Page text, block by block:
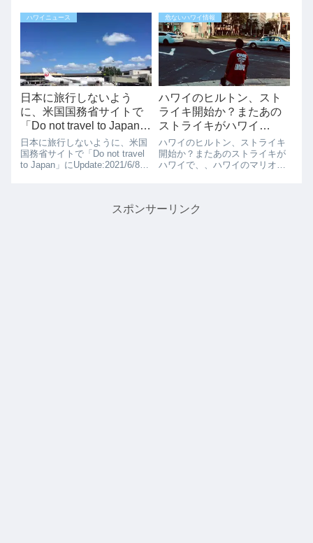
されました。ライブイベントは
討されています。2020年12月バ
ーチャルイベントが計画され...
ナビーチから嬉しいニュースで
す！2026年5月3日の日没時、15
歳の母アザラシ「カイウィ
（Kaiwi）」が無事に赤ちゃんを
出産し...
ハワイニュース
日本に旅行しないよう
に、米国国務省サイトで
「Do not travel to Japan」
に、6/8 「Reconsider
Travel」に改訂
日本に旅行しないように、米国
国務省サイトで「Do not travel
to Japan」にUpdate:2021/6/8米
危ないハワイ情報
ハワイのヒルトン、スト
ライキ開始か？またあの
ストライキがハワイ
で、、
ハワイのヒルトン、ストライキ
開始か？またあのストライキが
ハワイで、、ハワイのマリオッ
トライキが開始されるかもしれ
スポンサーリンク